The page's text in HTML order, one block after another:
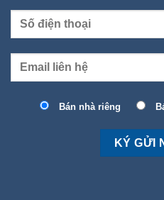
Bán nhà riêng